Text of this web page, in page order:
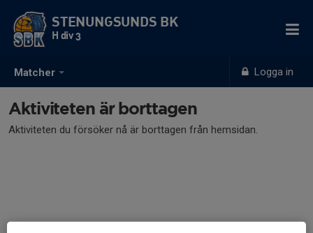
Matcher Logga in
STENUNGSUNDS BK
H div 3
Aktiviteten är borttagen
Aktiviteten du försöker nå är borttagen från hemsidan.